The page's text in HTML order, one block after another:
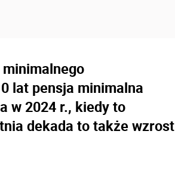
lat pensja minimalna
w 2024 r., kiedy to
dekada to także wzrost